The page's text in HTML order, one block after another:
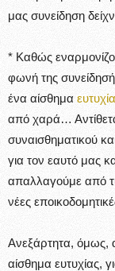
μας συνείδηση
* Καθώς
φωνή της
ένα αίσθημα
από χαρά…
συναισθηματικού
για τον εαυτό μας
απαλλαγούμε από
νέες
Ανεξάρτητα, όμως,
αίσθημα ευτυχίας,